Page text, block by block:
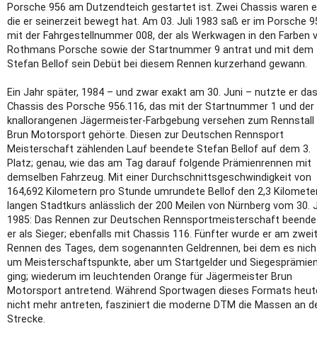
Porsche 956 am Dutzendteich gestartet ist. Zwei Chassis waren
die er seinerzeit bewegt hat. Am 03. Juli 1983 saß er im Porsche
mit der Fahrgestellnummer 008, der als Werkwagen in den Farben
Rothmans Porsche sowie der Startnummer 9 antrat und mit dem
Stefan Bellof sein Debüt bei diesem Rennen kurzerhand gewann.
Ein Jahr später, 1984 – und zwar exakt am 30. Juni – nutzte er das
Chassis des Porsche 956.116, das mit der Startnummer 1 und der
knallorangenen Jägermeister-Farbgebung versehen zum Rennstall
Brun Motorsport gehörte. Diesen zur Deutschen Rennsport
Meisterschaft zählenden Lauf beendete Stefan Bellof auf dem 3.
Platz; genau, wie das am Tag darauf folgende Prämienrennen mit
demselben Fahrzeug. Mit einer Durchschnittsgeschwindigkeit von
164,692 Kilometern pro Stunde umrundete Bellof den 2,3
langen Stadtkurs anlässlich der 200 Meilen von Nürnberg vom 30.
1985: Das Rennen zur Deutschen Rennsportmeisterschaft
er als Sieger; ebenfalls mit Chassis 116. Fünfter wurde er am
Rennen des Tages, dem sogenannten Geldrennen, bei dem es
um Meisterschaftspunkte, aber um Startgelder und
ging; wiederum im leuchtenden Orange für Jägermeister Brun
Motorsport antretend. Während Sportwagen dieses Formats
nicht mehr antreten, fasziniert die moderne DTM die Massen an
Strecke.